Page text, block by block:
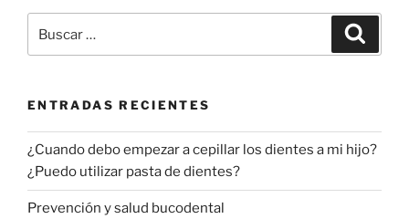
por:
ENTRADAS RECIENTES
¿Cuando debo empezar a cepillar los dientes a mi hijo?
¿Puedo utilizar pasta de dientes?
Prevención y salud bucodental